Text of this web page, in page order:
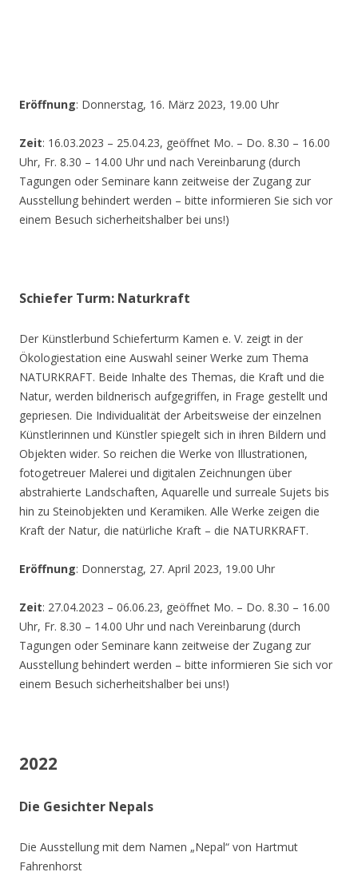
Eröffnung: Donnerstag, 16. März 2023, 19.00 Uhr
Zeit: 16.03.2023 – 25.04.23, geöffnet Mo. – Do. 8.30 – 16.00
Uhr, Fr. 8.30 – 14.00 Uhr und nach Vereinbarung (durch
Tagungen oder Seminare kann zeitweise der Zugang zur
Ausstellung behindert werden – bitte informieren Sie sich vor
einem Besuch sicherheitshalber bei uns!)
Schiefer Turm: Naturkraft
Der Künstlerbund Schieferturm Kamen e. V. zeigt in der
Ökologiestation eine Auswahl seiner Werke zum Thema
NATURKRAFT. Beide Inhalte des Themas, die Kraft und die
Natur, werden bildnerisch aufgegriffen, in Frage gestellt und
gepriesen. Die Individualität der Arbeitsweise der einzelnen
Künstlerinnen und Künstler spiegelt sich in ihren Bildern und
Objekten wider. So reichen die Werke von Illustrationen,
fotogetreuer Malerei und digitalen Zeichnungen über
abstrahierte Landschaften, Aquarelle und surreale Sujets bis
hin zu Steinobjekten und Keramiken. Alle Werke zeigen die
Kraft der Natur, die natürliche Kraft – die NATURKRAFT.
Eröffnung: Donnerstag, 27. April 2023, 19.00 Uhr
Zeit: 27.04.2023 – 06.06.23, geöffnet Mo. – Do. 8.30 – 16.00
Uhr, Fr. 8.30 – 14.00 Uhr und nach Vereinbarung (durch
Tagungen oder Seminare kann zeitweise der Zugang zur
Ausstellung behindert werden – bitte informieren Sie sich vor
einem Besuch sicherheitshalber bei uns!)
2022
Die Gesichter Nepals
Die Ausstellung mit dem Namen „Nepal“ von Hartmut
Fahrenhorst